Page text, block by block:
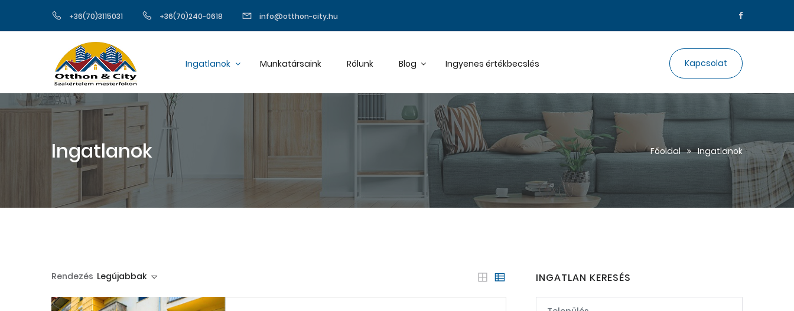
+36(70)3115031 +36(70)240-0618 info@otthon-city.hu
Ingatlanok Munkatársaink Rólunk Blog Ingyenes értékbecslés Kapcsolat
Ingatlanok Főoldal Ingatlanok
Rendezés Legújabbak INGATLAN KERESÉS